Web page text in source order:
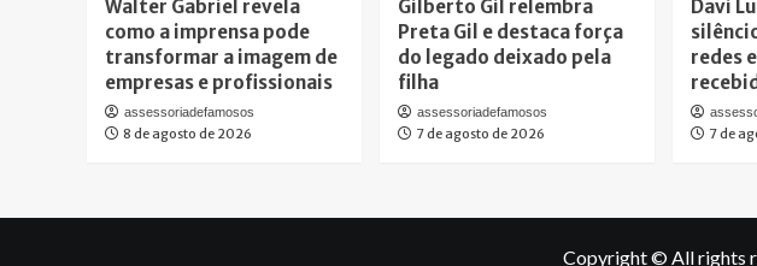
Walter Gabriel revela
como a imprensa pode
transformar a imagem de
empresas e profissionais
assessoriadefamosos
8 de agosto de 2026
Gilberto Gil relembra
Preta Gil e destaca força
do legado deixado pela
filha
assessoriadefamosos
7 de agosto de 2026
Davi
redes
7 de
Copyright © All rights